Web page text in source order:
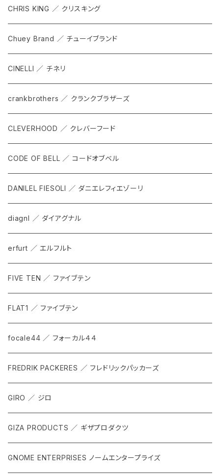
GRIP SLING
SHADOW
KOMPAK
TKS
SACOCHE
ACCESSORY
メンテナンス
ALL
TOPS
BOTTOMS
ACCESORRIES
RIDE ACCESORRIES
CHRIS KING ／ クリスキング
Chuey Brand ／ チューイブランド
CINELLI ／ チネリ
crankbrothers ／ クランクブラザーズ
CLEVERHOOD ／ クレバーフード
CODE OF BELL ／ コードオブベル
DANILEL FIESOLI ／ ダニエレフィエゾーリ
diagnl ／ ダイアグナル
erfurt ／ エルフルト
FIVE TEN ／ ファイブテン
FLAT1 ／ ファイブテン
focale44 ／ フォーカル４４
FREDRIK PACKERES ／ フレドリックパッカーズ
GIRO ／ ジロ
GIZA PRODUCTS ／ ギザプロダクツ
GNOME ENTERPRISES ノームエンタープライズ